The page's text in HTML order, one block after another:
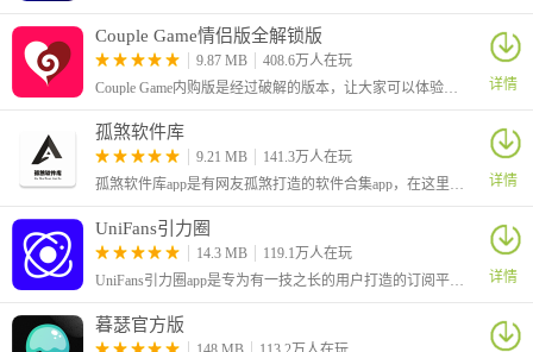
Couple Game情侣版全解锁版
9.87 MB
408.6万人在玩
Couple Game内购版是经过破解的版本，让大家可以体验到全部解锁的功能。这是一个很有趣的情侣版真心话大冒险游戏，可以有助于情侣之间进行感情的升温。
详情
孤煞软件库
9.21 MB
141.3万人在玩
孤煞软件库app是有网友孤煞打造的软件合集app，在这里为大家分享了许多好用的应用和游戏。有着丰富的栏目，可以看到有许多破解版的应用，基本上都是解锁了会员、解锁了付费功能的
详情
UniFans引力圈
14.3 MB
119.1万人在玩
UniFans引力圈app是专为有一技之长的用户打造的订阅平台，在这里有着很低的手续费，让大家可以更好的分享独家的内容
详情
暮瑟官方版